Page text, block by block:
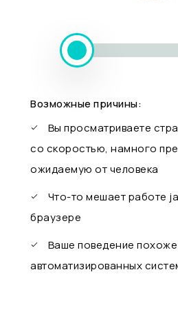
Возможные причины:
Вы просматриваете
со скоростью, намного
ожидаемую от человека
Что-то мешает работе
браузере
Ваше поведение
автоматизированных